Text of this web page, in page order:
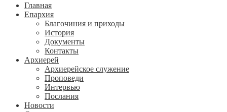
Главная
Епархия
Благочиния и приходы
История
Документы
Контакты
Архиерей
Архиерейское служение
Проповеди
Интервью
Послания
Новости